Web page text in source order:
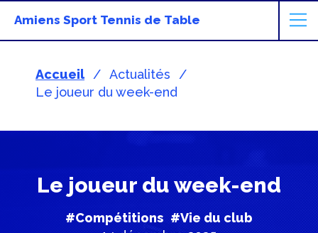
Amiens Sport Tennis de Table
Accueil
Actualités
Le joueur du week-end
Le joueur du week-end
#Compétitions #Vie du club